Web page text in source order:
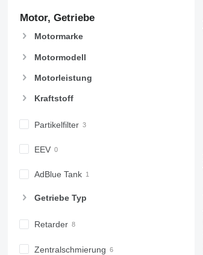
Motor, Getriebe
Motormarke
Motormodell
Motorleistung
Kraftstoff
Partikelfilter
EEV
AdBlue Tank
Getriebe Typ
Retarder
Zentralschmierung